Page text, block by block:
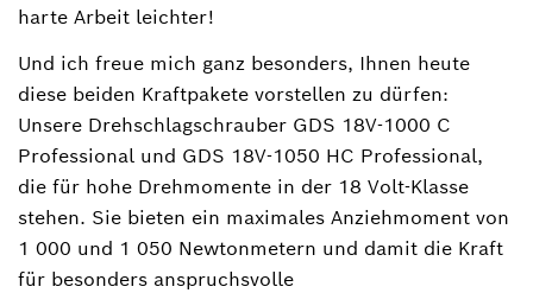
harte Arbeit leichter!
Und ich freue mich ganz besonders, Ihnen heute
diese beiden Kraftpakete vorstellen zu dürfen:
Unsere Drehschlagschrauber GDS 18V-1000 C
Professional und GDS 18V-1050 HC Professional,
die für hohe Drehmomente in der 18 Volt-Klasse
stehen. Sie bieten ein maximales Anziehmoment von
1 000 und 1 050 Newtonmetern und damit die Kraft
für besonders anspruchsvolle